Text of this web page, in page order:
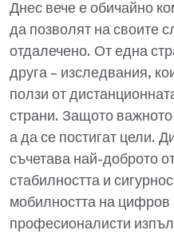
Днес вече е обичайно
да позволят на своите
отдалечено. От една
друга – изследвания,
ползи от
страни. Защото
а да се постигат цели.
съчетава най-доброто
стабилността и
мобилността на цифров
професионалисти